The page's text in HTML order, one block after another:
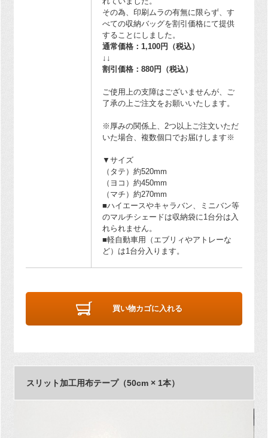
その為、印刷ムラの有無に限らず、す
べての収納バッグを割引価格にて提供
することにしました。
通常価格：1,100円（税込）
↓↓
割引価格：880円（税込）
ご使用上の支障はございませんが、ご
了承の上ご注文をお願いいたします。
※厚みの関係上、2つ以上ご注文いただ
いた場合、複数個口でお届けします※
▼サイズ
（タテ）約520mm
（ヨコ）約450mm
（マチ）約270mm
■ハイエースやキャラバン、ミニバン等
のマルチシェードは収納袋に1台分は入
れられません。
■軽自動車用（エブリィやアトレーな
ど）は1台分入ります。
買い物カゴに入れる
スリット加工用布テープ（50cm × 1本）